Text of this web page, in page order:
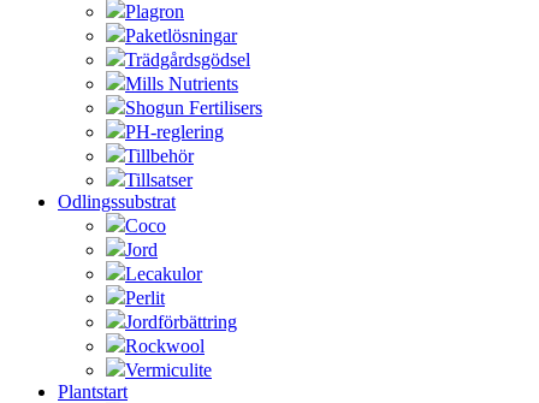
Plagron
Paketlösningar
Trädgårdsgödsel
Mills Nutrients
Shogun Fertilisers
PH-reglering
Tillbehör
Tillsatser
Odlingssubstrat
Coco
Jord
Lecakulor
Perlit
Jordförbättring
Rockwool
Vermiculite
Plantstart